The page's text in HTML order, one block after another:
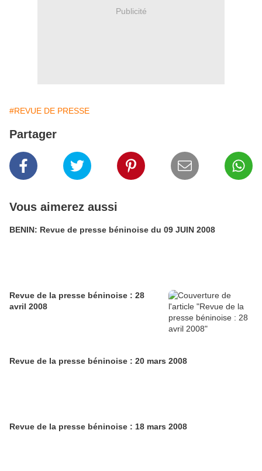
Publicité
#REVUE DE PRESSE
Partager
Vous aimerez aussi
BENIN: Revue de presse béninoise du 09 JUIN 2008
Revue de la presse béninoise : 28
avril 2008
Revue de la presse béninoise : 20 mars 2008
Revue de la presse béninoise : 18 mars 2008